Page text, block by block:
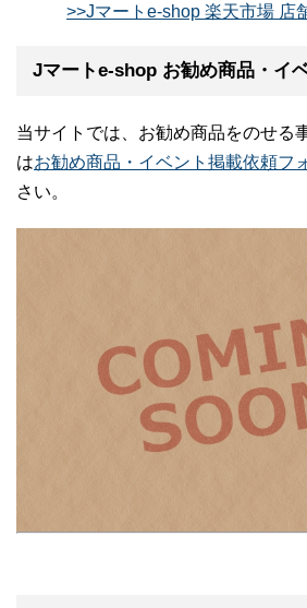
>>Jマートe-shop 楽天市場 店
Jマートe-shop お勧め商品・イ
当サイトでは、お勧め商品をのせる
はお勧め商品・イベント掲載依頼フ
さい。